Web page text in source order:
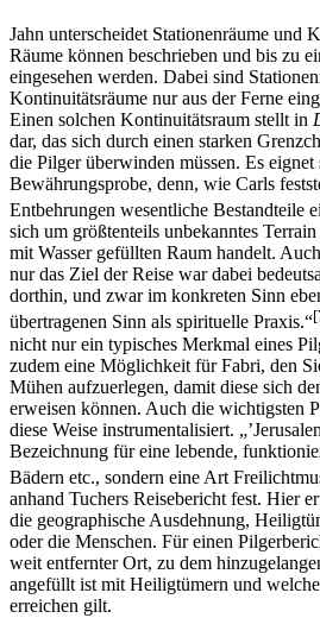
Jahn unterscheidet Stationenräume und
Räume können beschrieben und bis zu
eingesehen werden. Dabei sind
Kontinuitätsräume nur aus der Ferne
Einen solchen Kontinuitätsraum stellt in
dar, das sich durch einen starken
die Pilger überwinden müssen. Es eignet
Bewährungsprobe, denn, wie Carls
Entbehrungen wesentliche Bestandteile
sich um größtenteils unbekanntes
mit Wasser gefüllten Raum handelt.
nur das Ziel der Reise war dabei
dorthin, und zwar im konkreten Sinn
übertragenen Sinn als spirituelle Praxis.“
nicht nur ein typisches Merkmal eines
zudem eine Möglichkeit für Fabri, den
Mühen aufzuerlegen, damit diese sich
erweisen können. Auch die wichtigsten
diese Weise instrumentalisiert.
Bezeichnung für eine lebende,
Bädern etc., sondern eine Art
anhand Tuchers Reisebericht fest. Hier
die geographische Ausdehnung,
oder die Menschen. Für einen
weit entfernter Ort, zu dem
angefüllt ist mit Heiligtümern und
erreichen gilt.